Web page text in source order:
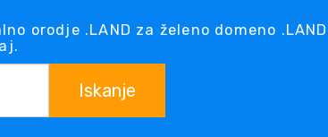
orodje .LAND za želeno domeno .LAND
Iskanje